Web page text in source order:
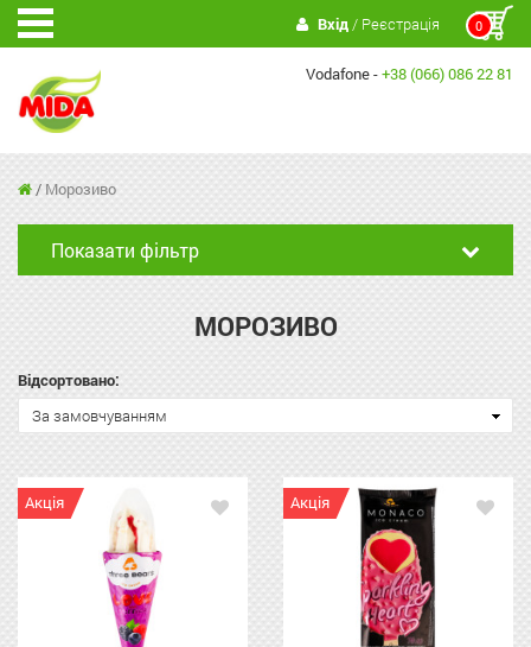
0
Вхід/ Реєстрація
Vodafone -+38 (066) 086 22 81
/ Морозиво
Показати фільтр
МОРОЗИВО
Відсортовано:
За замовчуванням
Акція Акція